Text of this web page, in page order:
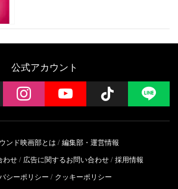
公式アカウント
instagramYouTube Follow
ンド映画部とは
編集部・運営情報
わせ
広告に関するお問い合わせ 採用情報
シーポリシー
クッキーポリシー